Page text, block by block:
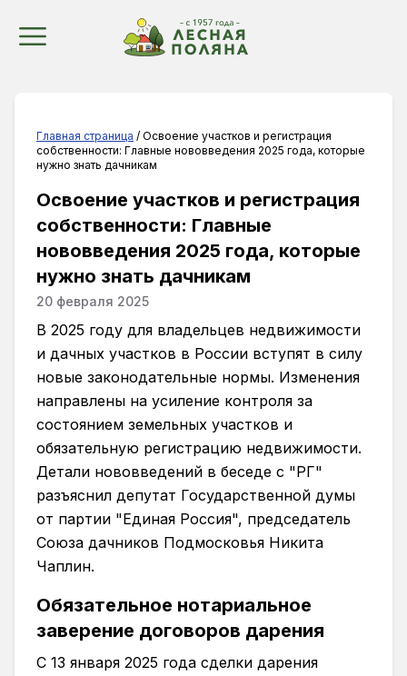
Главная страница / Освоение участков и регистрация
собственности: Главные нововведения 2025 года, которые
нужно знать дачникам
Освоение участков и регистрация
собственности: Главные
нововведения 2025 года, которые
нужно знать дачникам
20 февраля 2025
В 2025 году для владельцев недвижимости
и дачных участков в России вступят в силу
новые законодательные нормы. Изменения
направлены на усиление контроля за
состоянием земельных участков и
обязательную регистрацию недвижимости.
Детали нововведений в беседе с "РГ"
разъяснил депутат Государственной думы
от партии "Единая Россия", председатель
Союза дачников Подмосковья Никита
Чаплин.
Обязательное нотариальное
заверение договоров дарения
С 13 января 2025 года сделки дарения